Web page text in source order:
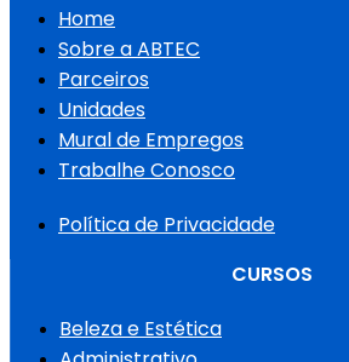
Home
Sobre a ABTEC
Parceiros
Unidades
Mural de Empregos
Trabalhe Conosco
Política de Privacidade
CURSOS
Beleza e Estética